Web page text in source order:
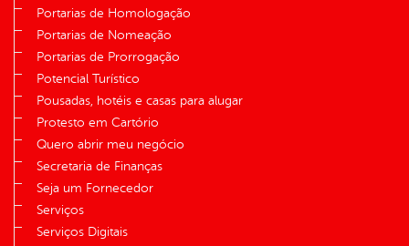
Portarias de Homologação
Portarias de Nomeação
Portarias de Prorrogação
Potencial Turístico
Pousadas, hotéis e casas para alugar
Protesto em Cartório
Quero abrir meu negócio
Secretaria de Finanças
Seja um Fornecedor
Serviços
Serviços Digitais